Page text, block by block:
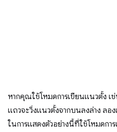
หากคุณใช้โหมดการเขียนแนวตั้ง
แถวจะวิ่งแนวตั้งจากบนลงล่าง ลอ
ในการแสดงตัวอย่างนี้ที่ใช้โหมดกา